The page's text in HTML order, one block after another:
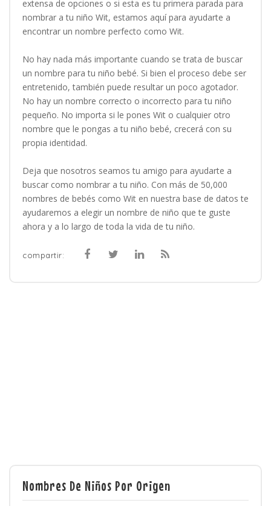
extensa de opciones o si esta es tu primera parada para
nombrar a tu niño Wit, estamos aquí para ayudarte a
encontrar un nombre perfecto como Wit.
No hay nada más importante cuando se trata de buscar
un nombre para tu niño bebé. Si bien el proceso debe ser
entretenido, también puede resultar un poco agotador.
No hay un nombre correcto o incorrecto para tu niño
pequeño. No importa si le pones Wit o cualquier otro
nombre que le pongas a tu niño bebé, crecerá con su
propia identidad.
Deja que nosotros seamos tu amigo para ayudarte a
buscar como nombrar a tu niño. Con más de 50,000
nombres de bebés como Wit en nuestra base de datos te
ayudaremos a elegir un nombre de niño que te guste
ahora y a lo largo de toda la vida de tu niño.
compartir:
Nombres De Niños Por Origen